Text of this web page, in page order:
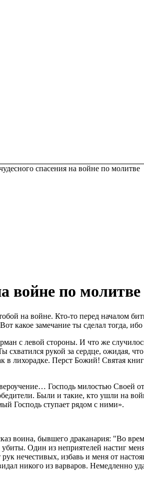
спасения на войне по молитве
войне по молитве
на войне. Кто-то перед началом
какое замечание ты сделал тогда,
с левой стороны. И что же
рукой за сердце, ожидая,
лихорадке. Перст Божий! Святая
вероучение… Господь милостью
Были и такие, кто ушли на
Господь ступает рядом с ними».
воина, бывшего драканария: "Во
Один из неприятелей настиг
нечестивых, избавь и меня от
никого из варваров. Немедленно